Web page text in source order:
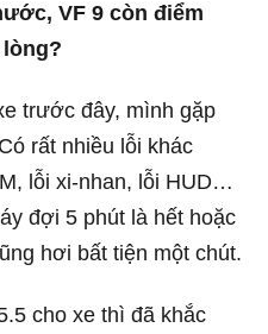
VF 9 còn điểm
trước đây, mình gặp
rất nhiều lỗi khác
lỗi xi-nhan, lỗi HUD…
đợi 5 phút là hết hoặc
hơi bất tiện một chút.
cho xe thì đã khắc